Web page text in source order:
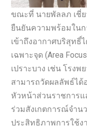
ขณะที่ นายพัลลภ เชี่ย
ยืนยันความพร้อมใน
เข้าถึงอากาศบริสุทธิ์
เฉพาะจุด (Area
เปราะบาง เช่น โรง
สามารถวัดผลลัพธ์ได้
หัวหน้าส่วนราชการ
ร่วมสังเกตการณ์จำ
ประสิทธิภาพการใช้ง